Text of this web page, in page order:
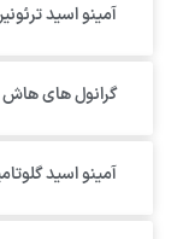
آمینو اسید
گرانول های
آمینو اسید